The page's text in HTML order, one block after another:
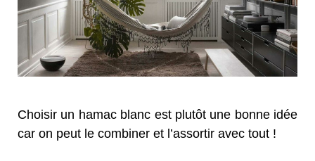
Choisir un hamac blanc est plutôt une bonne idée
car on peut le combiner et l’assortir avec tout !